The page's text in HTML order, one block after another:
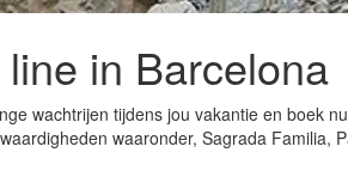
in Barcelona
wachtrijen tijdens jou vakantie en boek
waaronder, Sagrada Familia,